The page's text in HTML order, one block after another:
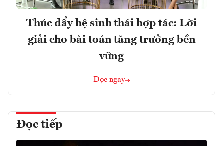
Thúc đẩy hệ sinh thái hợp tác: Lời
giải cho bài toán tăng trưởng bền
vững
Đọc ngay
Đọc tiếp